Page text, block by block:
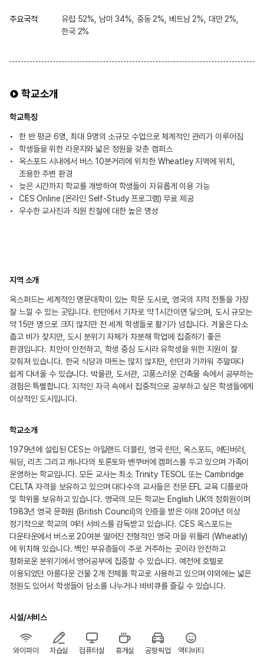
주요국적
유럽 52%, 남미 34%, 중동 2%, 베트남 2%, 대만 2%,
한국 2%
학교소개
학교특징
한 반 평균 6명, 최대 9명의 소규모 수업으로 체계적인 관리가 이루어짐
학생들을 위한 라운지와 넓은 정원을 갖춘 캠퍼스
옥스포드 시내에서 버스 10분거리에 위치한 Wheatley 지역에 위치,
조용한 주변 환경
늦은 시간까지 학교를 개방하여 학생들이 자유롭게 이용 가능
CES Online (온라인 Self-Study 프로그램) 무료 제공
우수한 교사진과 직원 친절에 대한 높은 명성
지역 소개
옥스퍼드는 세계적인 명문대학이 있는 학문 도시로, 영국의 지적 전통을 가장
잘 느낄 수 있는 곳입니다. 런던에서 기차로 약 1시간이면 닿으며, 도시 규모는
약 15만 명으로 크지 않지만 전 세계 학생들로 활기가 넘칩니다. 겨울은 다소
춥고 비가 잦지만, 도시 분위기 자체가 차분해 학업에 집중하기 좋은
환경입니다. 치안이 안전하고, 학생 중심 도시라 유학생을 위한 지원이 잘
갖춰져 있습니다. 한국 식당과 마트는 많지 않지만, 런던과 가까워 주말마다
쉽게 다녀올 수 있습니다. 박물관, 도서관, 고풍스러운 건축물 속에서 공부하는
경험은 특별합니다. 지적인 자극 속에서 집중적으로 공부하고 싶은 학생들에게
이상적인 도시입니다.
학교소개
1979년에 설립된 CES는 아일랜드 더블린, 영국 런던, 옥스포드, 에딘버러,
워딩, 리즈 그리고 캐나다의 토론토와 밴쿠버에 캠퍼스를 두고 있으며 가족이
운영하는 학교입니다. 모든 교사는 최소 Trinity TESOL 또는 Cambridge
CELTA 자격을 보유하고 있으며 대다수의 교사들은 전문 EFL 교육 디플로마
및 학위를 보유하고 있습니다. 영국의 모든 학교는 English UK의 정회원이며
1983년 영국 문화원 (British Council)의 인증을 받은 이래 20여년 이상
정기적으로 학교의 여러 서비스를 감독받고 있습니다. CES 옥스포드는
다운타운에서 버스로 20여분 떨어진 전형적인 영국 마을 위틀리 (Wheatly)
에 위치해 있습니다. 백인 부유층들이 주로 거주하는 곳이라 안전하고
평화로운 분위기에서 영어공부에 집중할 수 있습니다. 예전에 호텔로
이용되었던 아름다운 건물 2개 전체를 학교로 사용하고 있으며 야외에는 넓은
정원도 있어서 학생들이 담소를 나누거나 바비큐를 즐길 수 있습니다.
시설/서비스
와이파이 자습실 컴퓨터실 휴게실 공항픽업 액티비티